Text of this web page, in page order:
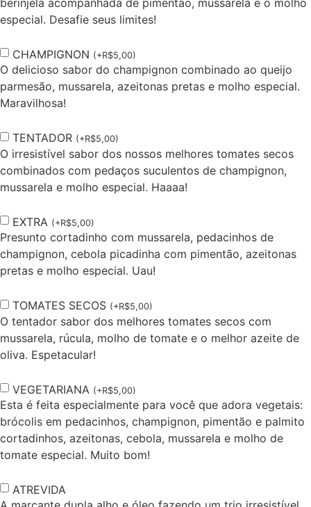
berinjela acompanhada de pimentão, mussarela e o molho
especial. Desafie seus limites!
CHAMPIGNON (+R$5,00)
O delicioso sabor do champignon combinado ao queijo
parmesão, mussarela, azeitonas pretas e molho especial.
Maravilhosa!
TENTADOR (+R$5,00)
O irresistível sabor dos nossos melhores tomates secos
combinados com pedaços suculentos de champignon,
mussarela e molho especial. Haaaa!
EXTRA (+R$5,00)
Presunto cortadinho com mussarela, pedacinhos de
champignon, cebola picadinha com pimentão, azeitonas
pretas e molho especial. Uau!
TOMATES SECOS (+R$5,00)
O tentador sabor dos melhores tomates secos com
mussarela, rúcula, molho de tomate e o melhor azeite de
oliva. Espetacular!
VEGETARIANA (+R$5,00)
Esta é feita especialmente para você que adora vegetais:
brócolis em pedacinhos, champignon, pimentão e palmito
cortadinhos, azeitonas, cebola, mussarela e molho de
tomate especial. Muito bom!
ATREVIDA